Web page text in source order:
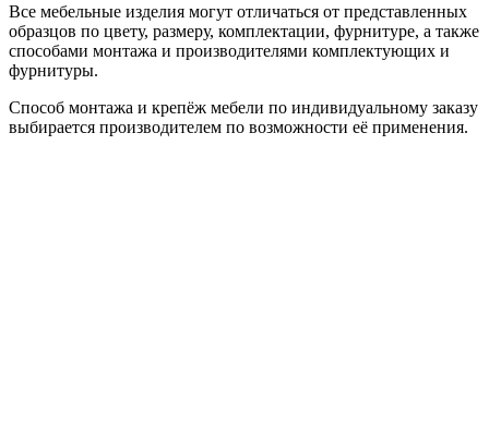
Все мебельные изделия могут отличаться от представленных
образцов по цвету, размеру, комплектации, фурнитуре, а также
способами монтажа и производителями комплектующих и
фурнитуры.
Способ монтажа и крепёж мебели по индивидуальному заказу
выбирается производителем по возможности её применения.